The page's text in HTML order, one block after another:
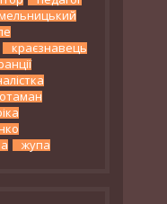
краєзнавець
отаман
жупа